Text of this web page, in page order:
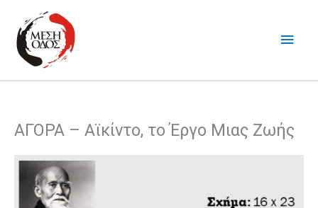
περιεχόμενο
ΑΓΟΡΑ – Αϊκίντο, το Έργο Μιας Ζωής